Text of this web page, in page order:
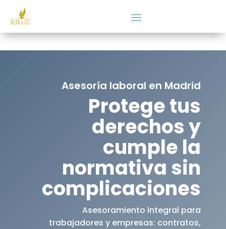
Asesoría laboral en Madrid
Protege tus
derechos y
cumple la
normativa sin
complicaciones
Asesoramiento integral para
trabajadores y empresas: contratos,